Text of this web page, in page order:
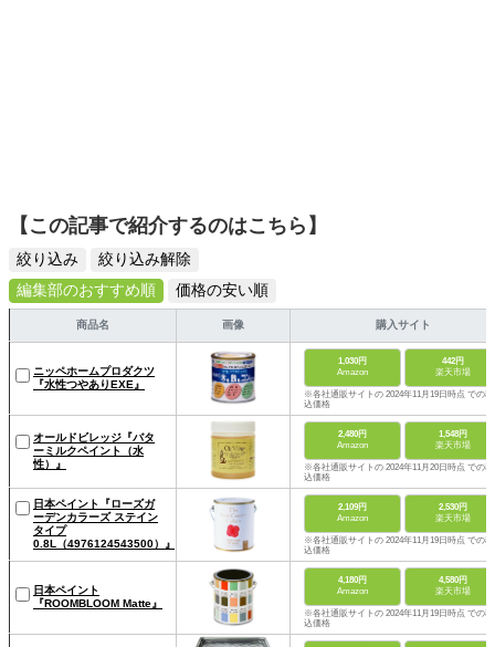
【この記事で紹介するのはこちら】
絞り込み
絞り込み解除
編集部のおすすめ順
価格の安い順
商品名 画像 購入サイト
ニッペホームプロダクツ
『水性つやありEXE』
1,030円
Amazon
442円
楽天市場
※各社通販サイトの 2024年11月19日時点 での税
込価格
オールドビレッジ『バタ
ーミルクペイント（水
性）』
2,480円
Amazon
1,548円
楽天市場
※各社通販サイトの 2024年11月20日時点 での税
込価格
日本ペイント『ローズガ
ーデンカラーズ ステイン
タイプ
0.8L（4976124543500）』
2,109円
Amazon
2,530円
楽天市場
※各社通販サイトの 2024年11月19日時点 での税
込価格
日本ペイント
『ROOMBLOOM Matte』
4,180円
Amazon
4,580円
楽天市場
※各社通販サイトの 2024年11月19日時点 での税
込価格